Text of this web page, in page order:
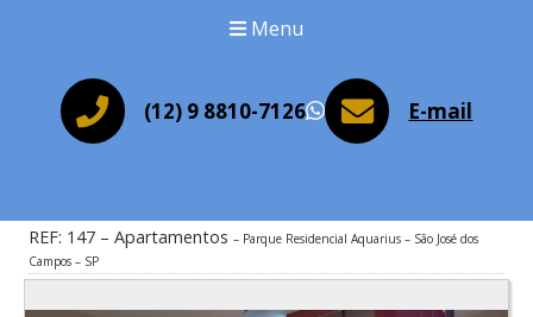
Menu
(12) 9 8810-7126 WhatsApp
E-mail
REF: 147 – Apartamentos
Parque Residencial Aquarius – São José dos
Campos – SP